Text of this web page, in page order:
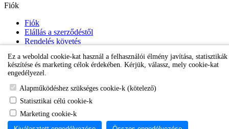
Fiók
Fiók
Elállás a szerződéstől
Rendelés követés
Hírlevél
Karikafülbevaló webáruház
Ez a weboldal cookie-kat használ a felhasználói élmény javítása, statisztikák
készítése és marketing célok érdekében. Kérjük, válassz, mely cookie-kat
engedélyezel.
Alapműködéshez szükséges cookie-k (kötelező)
Statisztikai célú cookie-k
Marketing cookie-k